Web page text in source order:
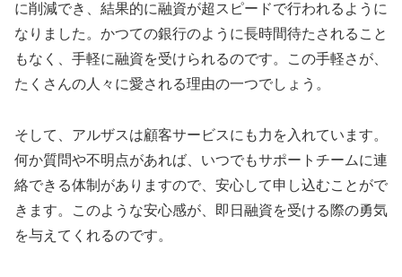
に削減でき、結果的に融資が超スピードで行われるように
なりました。かつての銀行のように長時間待たされること
もなく、手軽に融資を受けられるのです。この手軽さが、
たくさんの人々に愛される理由の一つでしょう。
そして、アルザスは顧客サービスにも力を入れています。
何か質問や不明点があれば、いつでもサポートチームに連
絡できる体制がありますので、安心して申し込むことがで
きます。このような安心感が、即日融資を受ける際の勇気
を与えてくれるのです。